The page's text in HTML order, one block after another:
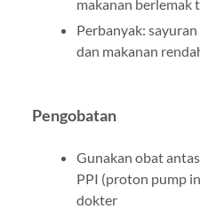
makanan berlemak
Perbanyak: sayuran
dan makanan
Pengobatan
Gunakan obat
PPI (proton pump
dokter